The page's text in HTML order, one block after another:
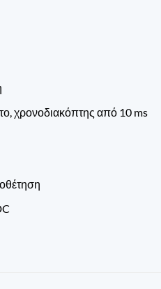
χρονοδιακόπτης από 10 ms